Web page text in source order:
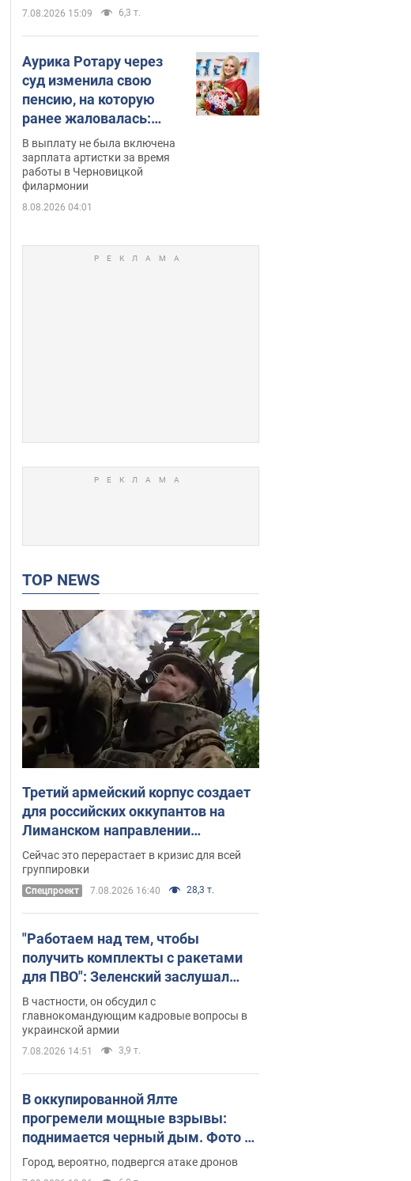
7.08.2026 15:09 6,3 т.
Аурика Ротару через
суд изменила свою
пенсию, на которую
ранее жаловалась:
сколько получала
певица
В выплату не была включена
зарплата артистки за время
работы в Черновицкой
филармонии
8.08.2026 04:01
TOP NEWS
Третий армейский корпус создает
для российских оккупантов на
Лиманском направлении
критический дискомфорт: как это
удалось
Сейчас это перерастает в кризис для всей
группировки
Спецпроект 7.08.2026 16:40 28,3 т.
"Работаем над тем, чтобы
получить комплекты с ракетами
для ПВО": Зеленский заслушал
доклад Драпатого и объявил о
новых мерах
В частности, он обсудил с
главнокомандующим кадровые вопросы в
украинской армии
7.08.2026 14:51 3,9 т.
В оккупированной Ялте
прогремели мощные взрывы:
поднимается черный дым. Фото и
видео
Город, вероятно, подвергся атаке дронов